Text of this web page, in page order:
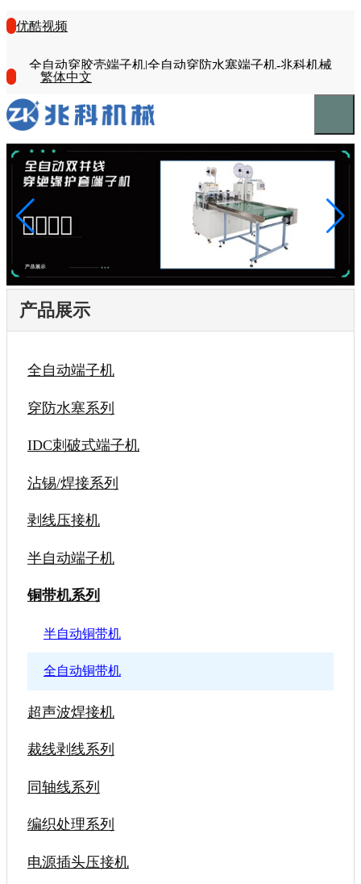
优酷视频
全自动穿胶壳端子机|全自动穿防水塞端子机-兆科机械
繁体中文
产品展示
全自动端子机
穿防水塞系列
IDC刺破式端子机
沾锡/焊接系列
剥线压接机
半自动端子机
铜带机系列
半自动铜带机
全自动铜带机
超声波焊接机
裁线剥线系列
同轴线系列
编织处理系列
电源插头压接机